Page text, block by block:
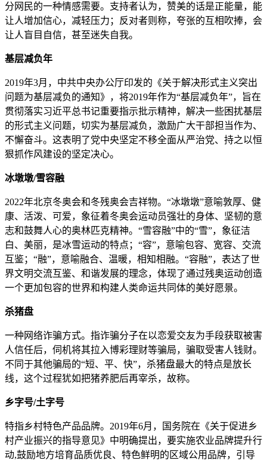
分网民的一种情感需要。支持者认为，赞美的话是正能量，能
让人增加信心，减轻压力；反对者则称，夸张的互相吹捧，会
让人盲目自信，甚至迷失自我。
基层减负年
2019年3月，中共中央办公厅印发的《关于解决形式主义突出
问题为基层减负的通知》，将2019年作为“基层减负年”，旨在
贯彻落实习近平总书记重要指示批示精神，解决一些困扰基层
的形式主义问题，切实为基层减负，激励广大干部担当作为、
不懈奋斗。这表明了党中央坚定不移全面从严治党、持之以恒
狠抓作风建设的坚定决心。
冰墩墩/雪容融
2022年北京冬奥会和冬残奥会吉祥物。“冰墩墩”意喻敦厚、健
康、活泼、可爱，象征着冬奥会运动员强壮的身体、坚韧的意
志和鼓舞人心的奥林匹克精神。“雪容融”中的“雪”，象征洁
白、美丽，是冰雪运动的特点；“容”，意喻包容、宽容、交流
互鉴；“融”，意喻融合、温暖，相知相融。“容融”，表达了世
界文明交流互鉴、和谐发展的理念，体现了通过残奥运动创造
一个更加包容的世界和构建人类命运共同体的美好愿景。
杀猪盘
一种网络诈骗方式。指诈骗分子在以恋爱交友为手段获取被害
人信任后，伺机将其拉入博彩理财等骗局，骗取受害人钱财。
不同于其他骗局的“短、平、快”，杀猪盘最大的特点是放长
线，这个过程犹如把猪养肥后再宰杀，故称。
乡字号/土字号
特指乡村特色产品品牌。2019年6月，国务院在《关于促进乡
村产业振兴的指导意见》中明确提出，要实施农业品牌提升行
动,鼓励地方培育品质优良、特色鲜明的区域公用品牌，引导